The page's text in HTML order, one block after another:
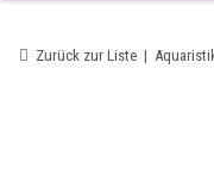
Zurück zur Liste